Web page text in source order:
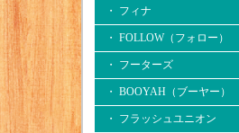
・ フィナ
・ FOLLOW（フォロー）
・ フーターズ
・ BOOYAH（ブーヤー）
・ フラッシュユニオン